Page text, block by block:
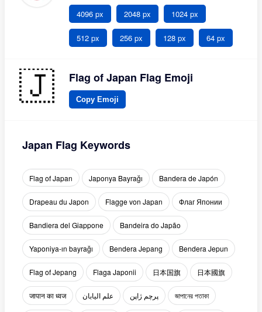
4096 px 2048 px 1024 px
512 px 256 px 128 px 64 px
Flag of Japan Flag Emoji
Copy Emoji
Japan Flag Keywords
Flag of Japan Japonya Bayrağı Bandera de Japón
Drapeau du Japon Flagge von Japan Флаг Японии
Bandiera del Giappone Bandeira do Japão
Yaponiya-ın bayrağı Bendera Jepang Bendera Jepun
Flag of Jepang Flaga Japonii 日本国旗 日本國旗
जापान का ध्वज علم اليابان پرچم ژاپن জাপানের পতাকা